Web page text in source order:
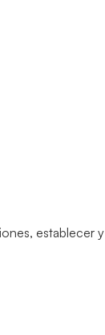
establecer